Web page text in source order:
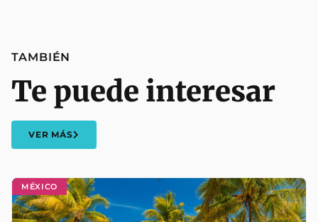
MÉXICO
TAMBIÉN
Te puede interesar
VER MÁS